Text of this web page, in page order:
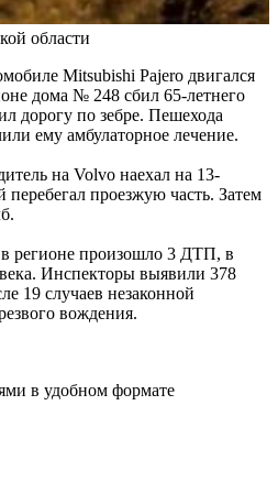
2026 года: что нельзя делать
даты отмечаются 9 августа
будет аномальная жара
в Самарской области во
в третьем туре РПЛ
"Волонтёров-медиков" с
области
Mitsubishi Pajero двигался
дома № 248 сбил 65-летнего
дорогу по зебре. Пешехода
ему амбулаторное лечение.
на Volvo наехал на 13-
перебегал проезжую часть. Затем
регионе произошло 3 ДТП, в
Инспекторы выявили 378
19 случаев незаконной
вождения.
в удобном формате